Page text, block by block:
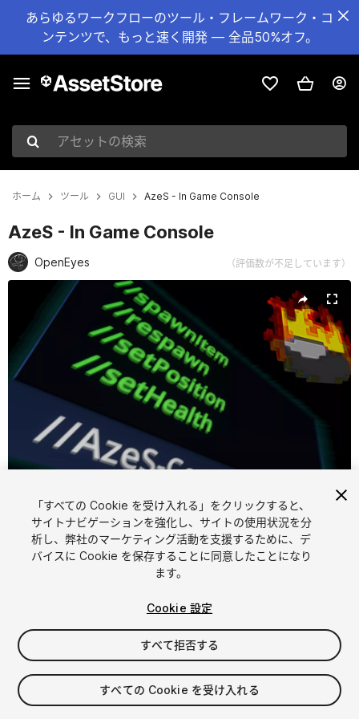
あらゆるワークフローのツール・フレームワーク・コ
ンテンツで、もっと速く開発 — 全品50%オフ。
アセットの検索
ホーム ツール GUI AzeS - In Game Console
AzeS - In Game Console
OpenEyes （評価数が不足しています）
現在のスライド：1 / 4
FREE
マイアセットに追加する
「すべての Cookie を受け入れる」をクリックすると、
サイトナビゲーションを強化し、サイトの使用状況を分
析し、弊社のマーケティング活動を支援するために、デ
バイスに Cookie を保存することに同意したことになり
ます。
Cookie 設定
すべて拒否する
すべての Cookie を受け入れる